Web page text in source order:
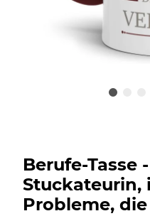
Berufe-Tasse
Stuckateurin,
Probleme,